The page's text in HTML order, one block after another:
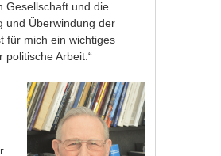
Gesellschaft und die
und Überwindung der
für mich ein wichtiges
politische Arbeit.“